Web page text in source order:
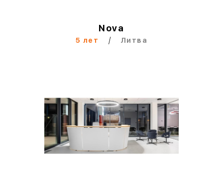
Nova
5 лет / Литва